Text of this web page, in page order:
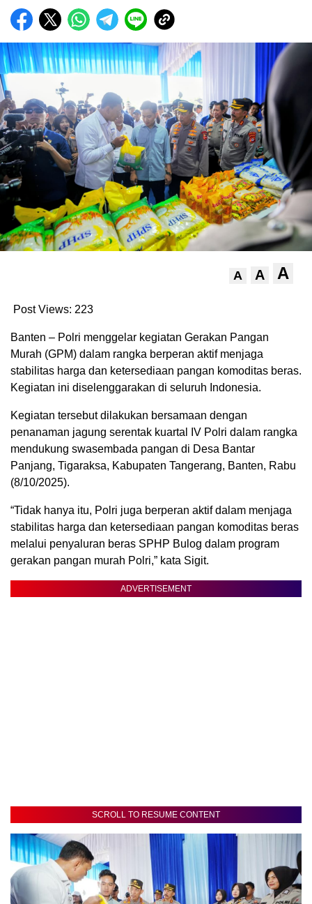
A A A
Post Views: 223
Banten – Polri menggelar kegiatan Gerakan Pangan
Murah (GPM) dalam rangka berperan aktif menjaga
stabilitas harga dan ketersediaan pangan komoditas beras.
Kegiatan ini diselenggarakan di seluruh Indonesia.
Kegiatan tersebut dilakukan bersamaan dengan
penanaman jagung serentak kuartal IV Polri dalam rangka
mendukung swasembada pangan di Desa Bantar
Panjang, Tigaraksa, Kabupaten Tangerang, Banten, Rabu
(8/10/2025).
“Tidak hanya itu, Polri juga berperan aktif dalam menjaga
stabilitas harga dan ketersediaan pangan komoditas beras
melalui penyaluran beras SPHP Bulog dalam program
gerakan pangan murah Polri,” kata Sigit.
ADVERTISEMENT
SCROLL TO RESUME CONTENT